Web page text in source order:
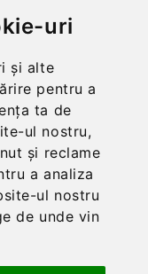
uri
și alte
pentru a
ta de
ul nostru,
și reclame
a analiza
ul nostru
de unde vin
GDPR.